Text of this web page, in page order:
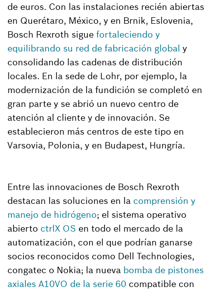
de euros. Con las instalaciones recién abiertas
en Querétaro, México, y en Brnik, Eslovenia,
Bosch Rexroth sigue fortaleciendo y
equilibrando su red de fabricación global y
consolidando las cadenas de distribución
locales. En la sede de Lohr, por ejemplo, la
modernización de la fundición se completó en
gran parte y se abrió un nuevo centro de
atención al cliente y de innovación. Se
establecieron más centros de este tipo en
Varsovia, Polonia, y en Budapest, Hungría.
Entre las innovaciones de Bosch Rexroth
destacan las soluciones en la comprensión y
manejo de hidrógeno; el sistema operativo
abierto ctrlX OS en todo el mercado de la
automatización, con el que podrían ganarse
socios reconocidos como Dell Technologies,
congatec o Nokia; la nueva bomba de pistones
axiales A10VO de la serie 60 compatible con